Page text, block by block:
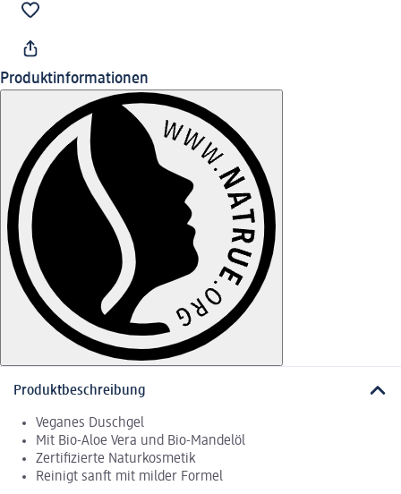
Produktinformationen
Produktbeschreibung
Veganes Duschgel
Mit Bio-Aloe Vera und Bio-Mandelöl
Zertifizierte Naturkosmetik
Reinigt sanft mit milder Formel